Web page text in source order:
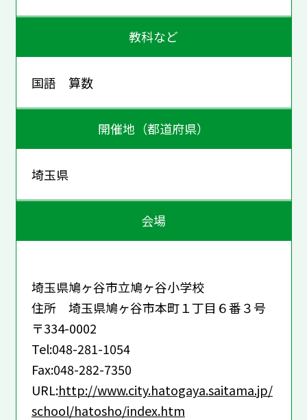
教科など
国語 算数
開催地（都道府県）
埼玉県
会場
埼玉県鳩ヶ谷市立鳩ヶ谷小学校
住所 埼玉県鳩ヶ谷市本町１丁目６番３号
〒334-0002
Tel:048-281-1054
Fax:048-282-7350
URL:http://www.city.hatogaya.saitama.jp/
school/hatosho/index.htm